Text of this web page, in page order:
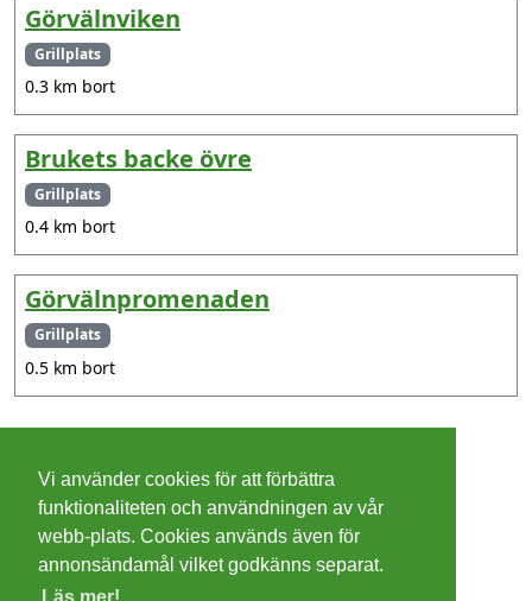
Görvälnviken
Grillplats
0.3 km bort
Brukets backe övre
Grillplats
0.4 km bort
Görvälnpromenaden
Grillplats
0.5 km bort
Cookies
Integritetspolicy
Vi använder cookies för att förbättra
funktionaliteten och användningen av vår
webb-plats. Cookies används även för
annonsändamål vilket godkänns separat.